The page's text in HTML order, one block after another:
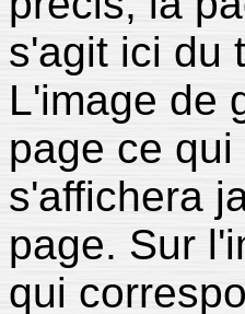
s'agit ici du
L'image de
page ce
s'affichera
page. Sur
qui